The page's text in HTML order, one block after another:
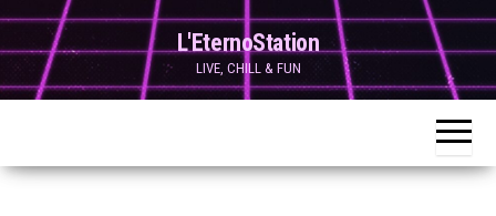
Skip
to
content
L'EternoStation
LIVE, CHILL & FUN